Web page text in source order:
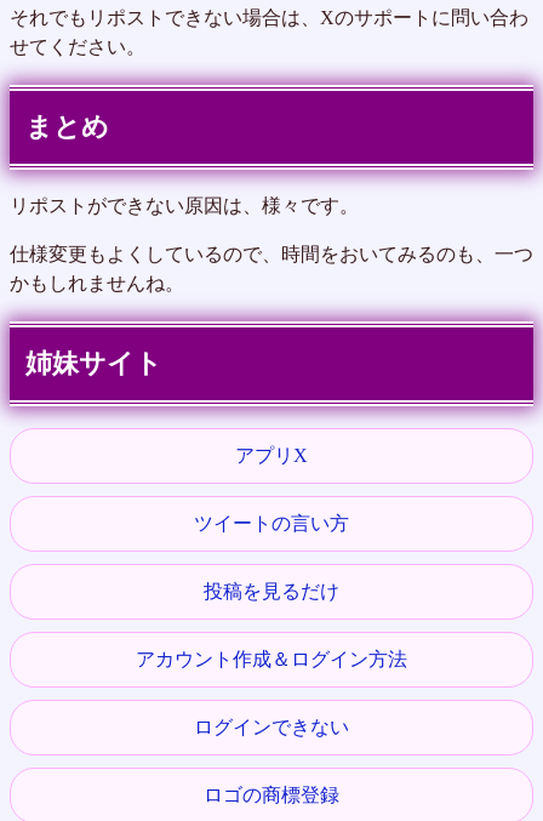
それでもリポストできない場合は、Xのサポートに問い合わ
せてください。
まとめ
リポストができない原因は、様々です。
仕様変更もよくしているので、時間をおいてみるのも、一つ
かもしれませんね。
姉妹サイト
アプリX
ツイートの言い方
投稿を見るだけ
アカウント作成＆ログイン方法
ログインできない
ロゴの商標登録